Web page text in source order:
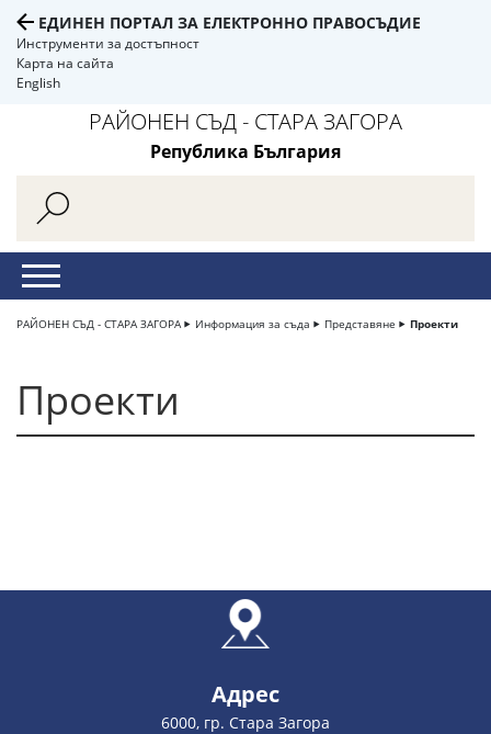
ЕДИНЕН ПОРТАЛ ЗА ЕЛЕКТРОННО ПРАВОСЪДИЕ
Инструменти за достъпност
Карта на сайта
English
РАЙОНЕН СЪД - СТАРА ЗАГОРА
Република България
РАЙОНЕН СЪД - СТАРА ЗАГОРА Информация за съда Представяне Проекти
Проекти
Адрес
6000, гр. Стара Загора